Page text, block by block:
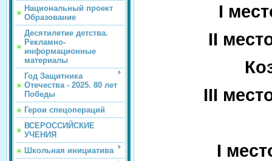
Национальный проект
Образование
Десятилетие детства.
Рекламно-
информационные
материалы
Год Защитника
Отечества - 2025. 80 лет
Победы
Герои спецопераций
ВСЕРОССИЙСКИЕ
УЧЕНИЯ
Школьная инициатива
I
II
III
I